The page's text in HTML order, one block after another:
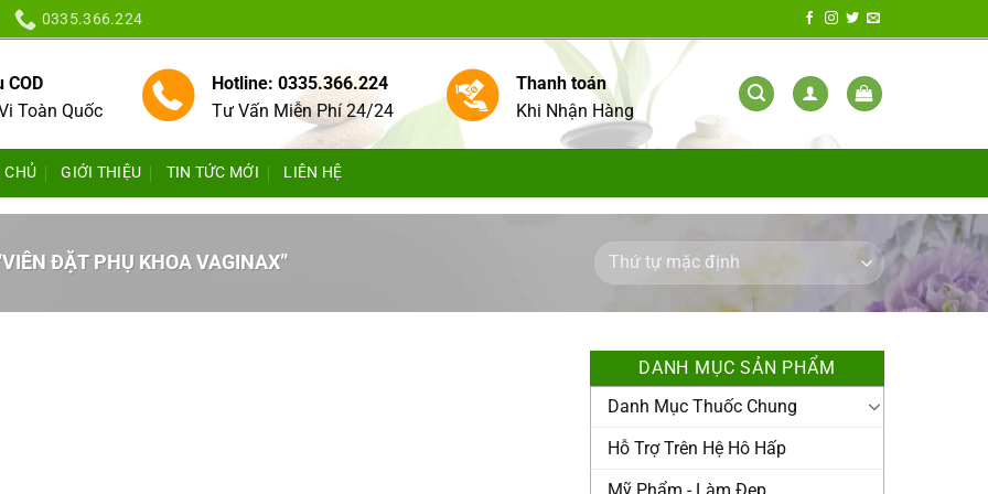
0335.366.224
COD
Toàn Quốc
Hotline: 0335.366.224
Tư Vấn Miễn Phí 24/24
Thanh toán
Khi Nhận Hàng
CHỦ GIỚI THIỆU TIN TỨC MỚI LIÊN HỆ
ĐẶT PHỤ KHOA VAGINAX”
DANH MỤC SẢN PHẨM
Danh Mục Thuốc Chung
Hỗ Trợ Trên Hệ Hô Hấp